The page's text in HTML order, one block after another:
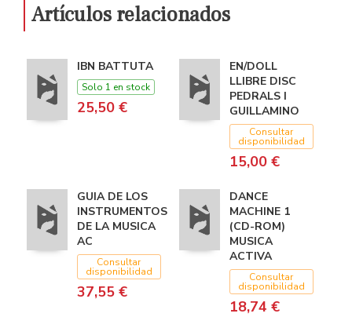
Artículos relacionados
IBN BATTUTA
Solo 1 en stock
25,50 €
EN/DOLL
LLIBRE DISC
PEDRALS I
GUILLAMINO
Consultar
disponibilidad
15,00 €
GUIA DE LOS
INSTRUMENTOS
DE LA MUSICA
AC
Consultar
disponibilidad
37,55 €
DANCE
MACHINE 1
(CD-ROM)
MUSICA
ACTIVA
Consultar
disponibilidad
18,74 €